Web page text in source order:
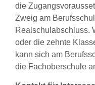
die
Zweig am
Realschulabschluss.
oder die zehnte
kann sich am
die Fachoberschule